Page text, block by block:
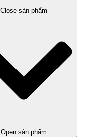
Close sản phẩm
Open sản phẩm